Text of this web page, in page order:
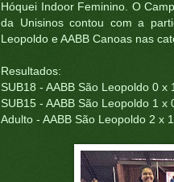
Hóquei Indoor Feminino. O
da Unisinos contou com a
Leopoldo e AABB Canoas nas
Resultados:
SUB18 - AABB São Leopoldo 0 x
SUB15 - AABB São Leopoldo 1 x
Adulto - AABB São Leopoldo 2 x